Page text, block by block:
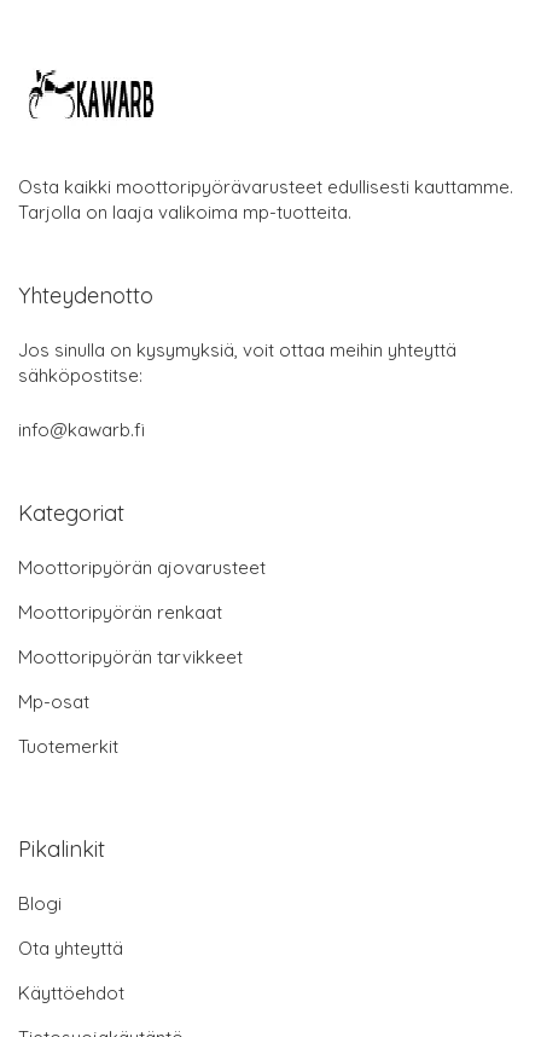
Osta kaikki moottoripyörävarusteet edullisesti kauttamme.
Tarjolla on laaja valikoima mp-tuotteita.
Yhteydenotto
Jos sinulla on kysymyksiä, voit ottaa meihin yhteyttä
sähköpostitse:
info@kawarb.fi
Kategoriat
Moottoripyörän ajovarusteet
Moottoripyörän renkaat
Moottoripyörän tarvikkeet
Mp-osat
Tuotemerkit
Pikalinkit
Blogi
Ota yhteyttä
Käyttöehdot